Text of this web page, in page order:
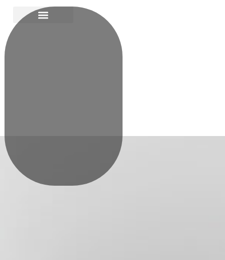
Präsentationsdesign
Nie wieder langweilige Folien